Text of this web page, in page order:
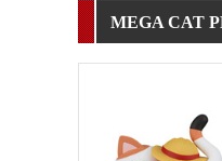
MEGA CAT